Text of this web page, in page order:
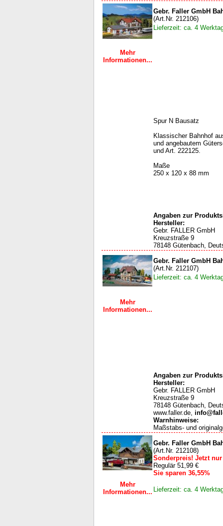
Mehr
Informationen...
Gebr. Faller GmbH
(Art.Nr. 212106)
Lieferzeit: ca. 4
Spur N Bausatz
Klassischer Bahnhof
und angebautem
und Art. 222125.
Maße
250 x 120 x 88 mm
Angaben zur
Hersteller:
Gebr. FALLER GmbH
Kreuzstraße 9
78148 Gütenbach,
Mehr
Informationen...
Gebr. Faller GmbH
(Art.Nr. 212107)
Lieferzeit: ca. 4
Angaben zur
Hersteller:
Gebr. FALLER GmbH
Kreuzstraße 9
78148 Gütenbach,
www.faller.de,
Warnhinweise:
Maßstabs- und
Mehr
Informationen...
Gebr. Faller GmbH
(Art.Nr. 212108)
Sonderpreis! Jetzt nur
Regulär 51,99 €
Sie sparen 36,55%
Lieferzeit: ca. 4